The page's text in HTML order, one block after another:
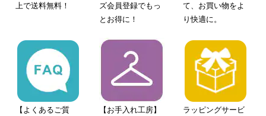
上で送料無料！
ズ会員登録でもっ
とお得に！
て、お買い物をよ
り快適に。
【よくあるご質
【お手入れ工房】
ラッピングサービ